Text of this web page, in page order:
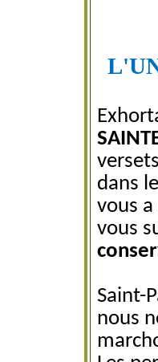
dans
vous
vous
Saint-
nous